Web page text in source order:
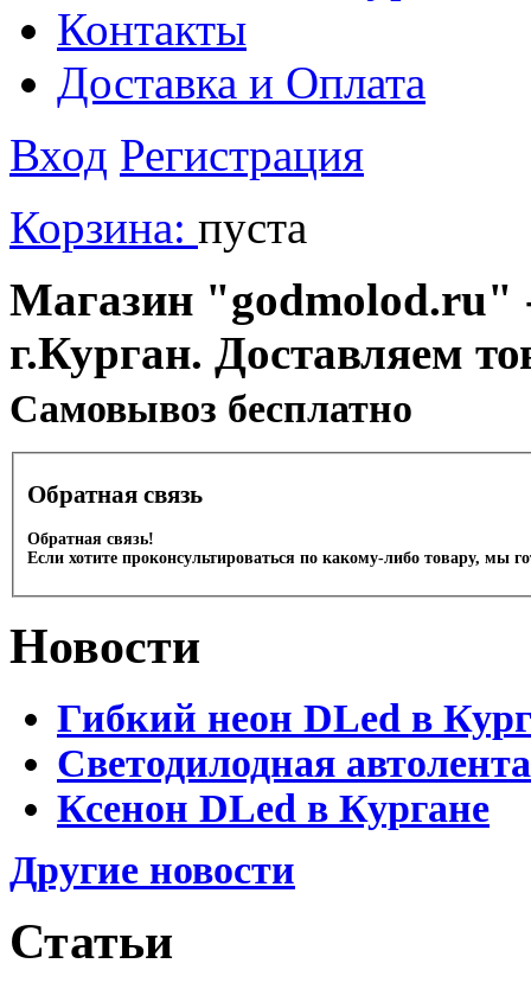
Контакты
Доставка и Оплата
Вход Регистрация
Корзина: пуста
Магазин "godmolod.ru"
г.Курган. Доставляем
Cамовывоз бесплатно
Обратная связь
Обратная связь!
Если хотите проконсультироваться по какому-либо товару, мы
Новости
Гибкий неон DLed в
Светодилодная
Ксенон DLed в Кургане
Другие новости
Статьи